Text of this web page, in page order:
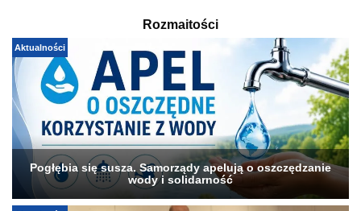
Rozmaitości
Aktualności
Pogłębia się susza. Samorządy apelują o oszczędzanie
wody i solidarność